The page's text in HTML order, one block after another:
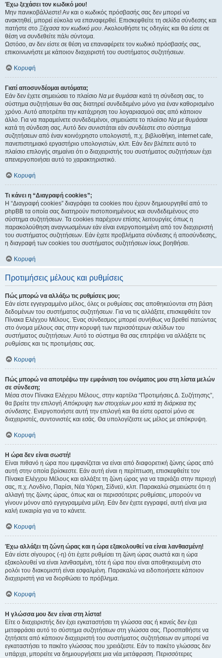
Έχω ξεχάσει τον κωδικό μου!
Μην πανικοβάλλεστε! Αν και ο κωδικός πρόσβασής σας δεν μπορεί να
ανακτηθεί, μπορεί εύκολα να επαναφερθεί. Επισκεφθείτε τη σελίδα σύνδεσης και
πατήστε στο Ξέχασα τον κωδικό μου. Ακολουθήστε τις οδηγίες και θα είστε σε
θέση να συνδεθείτε πάλι σύντομα.
Ωστόσο, αν δεν είστε σε θέση να επαναφέρετε τον κωδικό πρόσβασής σας,
επικοινωνήστε με κάποιον διαχειριστή του συστήματος συζητήσεων.
Κορυφή
Γιατί αποσυνδέομαι αυτόματα;
Εάν δεν έχετε σημειώσει το πλαίσιο Να με θυμάσαι κατά τη σύνδεση σας, το
σύστημα συζητήσεων θα σας διατηρεί συνδεδεμένο μόνο για έναν καθορισμένο
χρόνο. Αυτό αποτρέπει την κατάχρηση του λογαριασμού σας από κάποιον
άλλο. Για να παραμείνετε συνδεδεμένοι, σημειώστε το πλαίσιο Να με θυμάσαι
κατά τη σύνδεση σας. Αυτό δεν συνιστάται εάν συνδέεστε στο σύστημα
συζητήσεων από έναν κοινόχρηστο υπολογιστή, π.χ. βιβλιοθήκη, internet cafe,
πανεπιστημιακό εργαστήριο υπολογιστών, κλπ. Εάν δεν βλέπετε αυτό το
πλαίσιο επιλογής σημαίνει ότι ο διαχειριστής του συστήματος συζητήσεων έχει
απενεργοποιήσει αυτό το χαρακτηριστικό.
Κορυφή
Τι κάνει η “Διαγραφή cookies”;
Η “Διαγραφή cookies” διαγράφει τα cookies που έχουν δημιουργηθεί από το
phpBB τα οποία σας διατηρούν πιστοποιημένους και συνδεδεμένους στο
σύστημα συζητήσεων. Τα cookies παρέχουν επίσης λειτουργίες όπως η
παρακολούθηση αναγνωσμένων εάν είναι ενεργοποιημένη από τον διαχειριστή
του συστήματος συζητήσεων. Εάν έχετε προβλήματα σύνδεσης ή αποσύνδεσης,
η διαγραφή των cookies του συστήματος συζητήσεων ίσως βοηθήσει.
Κορυφή
Προτιμήσεις μέλους και ρυθμίσεις
Πώς μπορώ να αλλάξω τις ρυθμίσεις μου;
Εάν είστε εγγεγραμμένο μέλος, όλες οι ρυθμίσεις σας αποθηκεύονται στη βάση
δεδομένων του συστήματος συζητήσεων. Για να τις αλλάξετε, επισκεφθείτε τον
Πίνακα Ελέγχου Μέλους. Ένας σύνδεσμος μπορεί συνήθως να βρεθεί πατώντας
στο όνομα μέλους σας στην κορυφή των περισσότερων σελίδων του
συστήματος συζητήσεων. Αυτό το σύστημα θα σας επιτρέψει να αλλάξετε τις
ρυθμίσεις και τις προτιμήσεις σας.
Κορυφή
Πώς μπορώ να αποτρέψω την εμφάνιση του ονόματος μου στη λίστα μελών
σε σύνδεση;
Μέσα στον Πίνακα Ελέγχου Μέλους, στην καρτέλα “Προτιμήσεις Δ. Συζήτησης”,
θα βρείτε την επιλογήΑπόκρυψη των στοιχείων μου κατά τη διάρκεια της
σύνδεσης. Ενεργοποιήστε αυτή την επιλογή και θα είστε ορατοί μόνο σε
διαχειριστές, συντονιστές και εσάς. Θα υπολογίζεστε ως μέλος με απόκρυψη.
Κορυφή
Η ώρα δεν είναι σωστή!
Είναι πιθανό η ώρα που εμφανίζεται να είναι από διαφορετική ζώνης ώρας από
αυτή στην οποία βρίσκεστε. Εάν αυτή είναι η περίπτωση, επισκεφθείτε τον
Πίνακα Ελέγχου Μέλους και αλλάξτε τη ζώνη ώρας για να ταιριάζει στην περιοχή
σας, π.χ. Λονδίνο, Παρίσι, Νέα Υόρκη, Σίδνεϋ, κλπ. Παρακαλώ σημειώστε ότι η
αλλαγή της ζώνης ώρας, όπως και οι περισσότερες ρυθμίσεις, μπορούν να
γίνουν μόνον από εγγεγραμμένα μέλη. Εάν δεν έχετε εγγραφεί, αυτή είναι μια
καλή ευκαιρία για να το κάνετε.
Κορυφή
Έχω αλλάξει τη ζώνη ώρας και η ώρα εξακολουθεί να είναι λανθασμένη!
Εάν είστε σίγουρος (-η) ότι έχετε ρυθμίσει τη ζώνη ώρας σωστά και η ώρα
εξακολουθεί να είναι λανθασμένη, τότε ή ώρα που είναι αποθηκευμένη στο
ρολόι του διακομιστή είναι εσφαλμένη. Παρακαλώ να ειδοποιήσετε κάποιον
διαχειριστή για να διορθώσει το πρόβλημα.
Κορυφή
Η γλώσσα μου δεν είναι στη λίστα!
Είτε ο διαχειριστής δεν έχει εγκαταστήσει τη γλώσσα σας ή κανείς δεν έχει
μεταφράσει αυτό το σύστημα συζητήσεων στη γλώσσα σας. Προσπαθήστε να
ζητήσετε από κάποιον διαχειριστή του συστήματος συζητήσεων αν μπορεί να
εγκαταστήσει το πακέτο γλώσσας που χρειάζεστε. Εάν το πακέτο γλώσσας δεν
υπάρχει, μπορείτε να δημιουργήσετε μια νέα μετάφραση. Περισσότερες